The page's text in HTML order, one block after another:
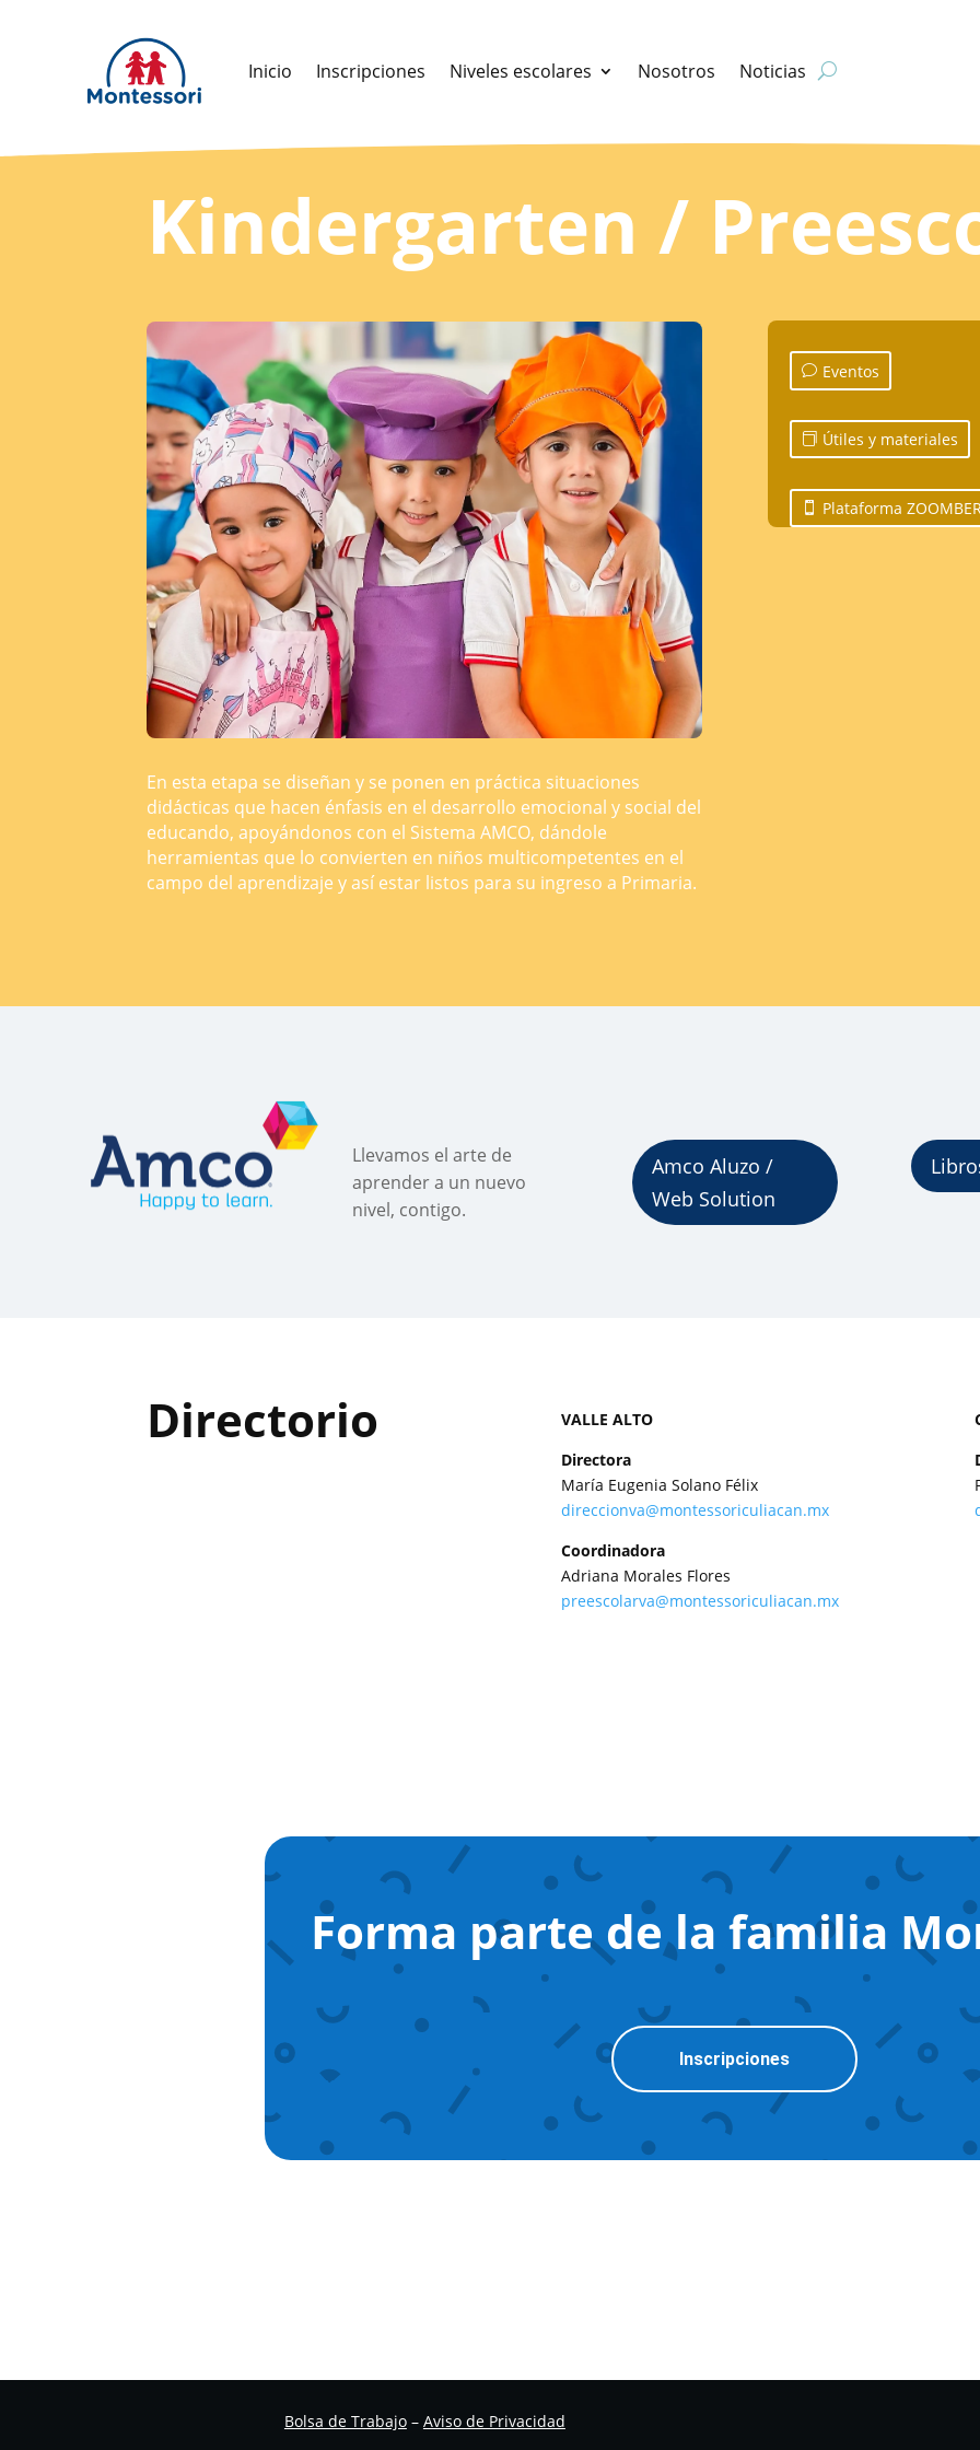
Inicio Inscripciones Niveles escolares Nosotros Noticias
Kindergarten /
En esta etapa se diseñan y se ponen en práctica situaciones
didácticas que hacen énfasis en el desarrollo emocional y social del
educando, apoyándonos con el Sistema AMCO, dándole
herramientas que lo convierten en niños multicompetentes en el
campo del aprendizaje y así estar listos para su ingreso a Primaria.
Eventos
Útiles y materiales
Plataforma
Llevamos el arte de
aprender a un nuevo
nivel, contigo.
Amco Aluzo /
Web Solution
Directorio
VALLE ALTO
Directora
María Eugenia Solano Félix
direccionva@montessoriculiacan.mx
Coordinadora
Adriana Morales Flores
preescolarva@montessoriculiacan.mx
Forma parte de la familia
Inscripciones
Bolsa de Trabajo– Aviso de Privacidad